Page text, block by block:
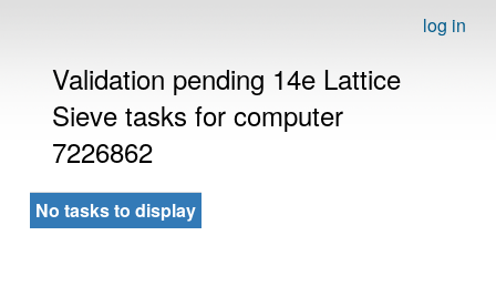
log in
Validation pending 14e Lattice
Sieve tasks for computer
7226862
No tasks to display